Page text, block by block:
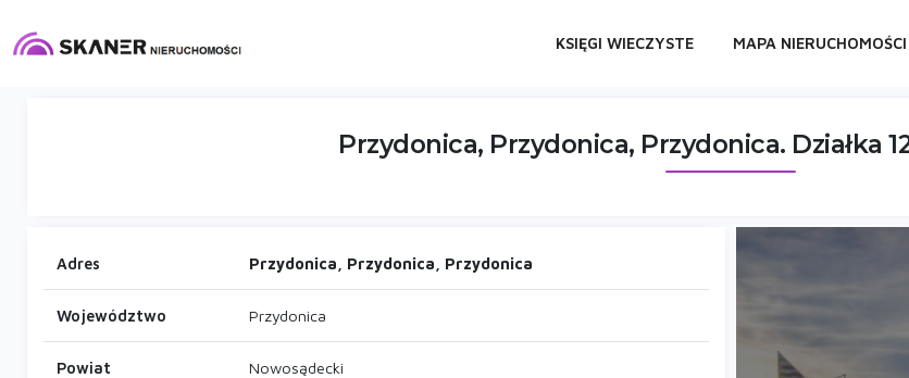
KSIĘGI WIECZYSTE MAPA NIERUCHOMOŚCI
Przydonica, Przydonica, Przydonica. Działka
Adres Przydonica, Przydonica, Przydonica
Województwo Przydonica
Powiat Nowosądecki